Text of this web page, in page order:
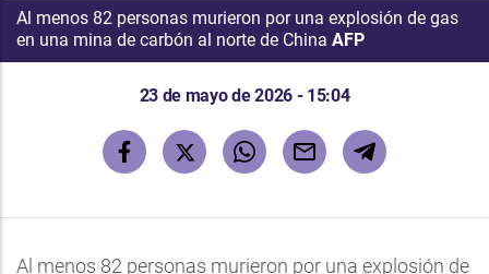
Al menos 82 personas murieron por una explosión de gas
en una mina de carbón al norte de China AFP
23 de mayo de 2026 - 15:04
Al menos 82 personas murieron por una explosión de